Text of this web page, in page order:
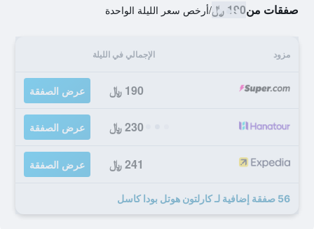
صفقات من190 ﷼ /أرخص سعر الليلة الواحدة
مزود الإجمالي في الليلة
190 ﷼ عرض الصفقة
230 ﷼ عرض الصفقة
241 ﷼ عرض الصفقة
56 صفقة إضافية لـ كارلتون هوتل بودا كاسل